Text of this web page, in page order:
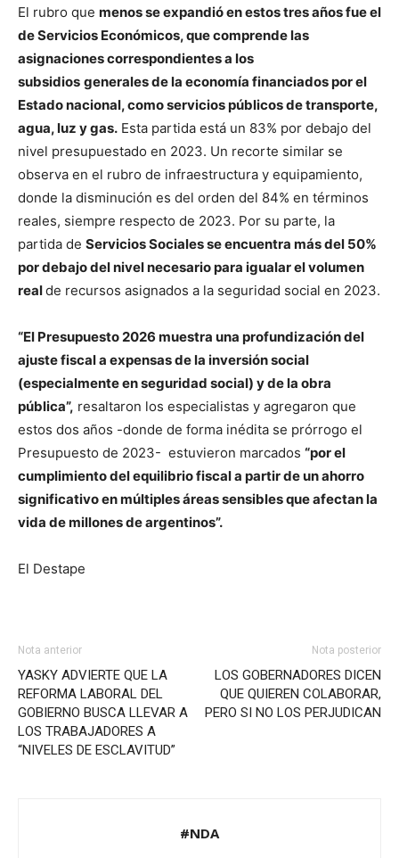
El rubro que menos se expandió en estos tres años fue el
de Servicios Económicos, que comprende las
asignaciones correspondientes a los
subsidios generales de la economía financiados por el
Estado nacional, como servicios públicos de transporte,
agua, luz y gas. Esta partida está un 83% por debajo del
nivel presupuestado en 2023. Un recorte similar se
observa en el rubro de infraestructura y equipamiento,
donde la disminución es del orden del 84% en términos
reales, siempre respecto de 2023. Por su parte, la
partida de Servicios Sociales se encuentra más del 50%
por debajo del nivel necesario para igualar el volumen
realde recursos asignados a la seguridad social en 2023.
“El Presupuesto 2026 muestra una profundización del
ajuste fiscal a expensas de la inversión social
(especialmente en seguridad social) y de la obra
pública”, resaltaron los especialistas y agregaron que
estos dos años -donde de forma inédita se prórrogo el
Presupuesto de 2023- estuvieron marcados “por el
cumplimiento del equilibrio fiscal a partir de un ahorro
significativo en múltiples áreas sensibles que afectan la
vida de millones de argentinos”.
El Destape
Nota anterior
YASKY ADVIERTE QUE LA
REFORMA LABORAL DEL
GOBIERNO BUSCA LLEVAR A
LOS TRABAJADORES A
“NIVELES DE ESCLAVITUD”
Nota posterior
LOS GOBERNADORES DICEN
QUE QUIEREN COLABORAR,
PERO SI NO LOS PERJUDICAN
#NDA